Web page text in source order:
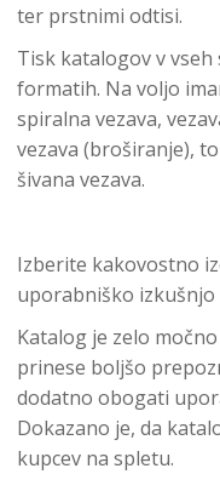
ter prstnimi odtisi.
Tisk katalogov v
formatih. Na voljo
spiralna vezava,
vezava (broširanje),
šivana vezava.
Izberite kakovostno
uporabniško
Katalog je zelo
prinese boljšo
dodatno obogati
Dokazano je, da
kupcev na spletu.